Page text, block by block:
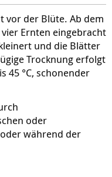
vor der Blüte. Ab dem
Ernten eingebracht
und die Blätter
Trocknung erfolgt
45 °C, schonender
oder
während der